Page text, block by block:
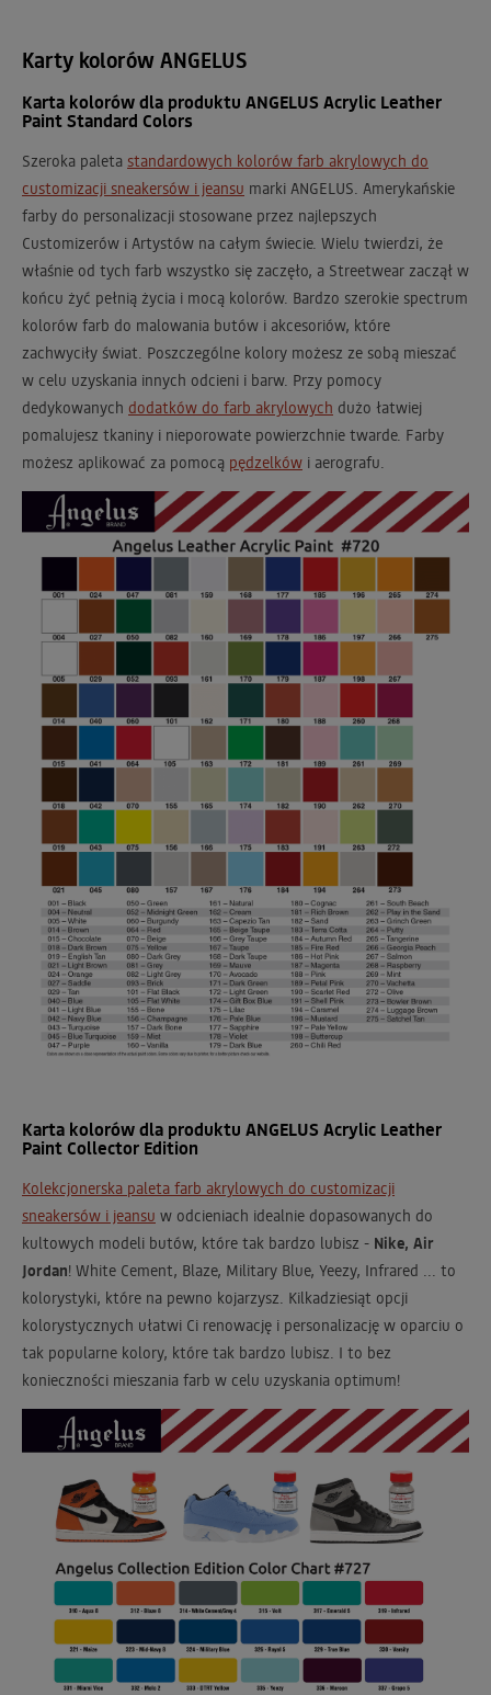
Karty kolorów ANGELUS
Karta kolorów dla produktu ANGELUS Acrylic Leather
Paint Standard Colors
Szeroka paleta standardowych kolorów farb akrylowych do
customizacji sneakersów i jeansu marki ANGELUS. Amerykańskie
farby do personalizacji stosowane przez najlepszych
Customizerów i Artystów na całym świecie. Wielu twierdzi, że
właśnie od tych farb wszystko się zaczęło, a Streetwear zaczął w
końcu żyć pełnią życia i mocą kolorów. Bardzo szerokie spectrum
kolorów farb do malowania butów i akcesoriów, które
zachwyciły świat. Poszczególne kolory możesz ze sobą mieszać
w celu uzyskania innych odcieni i barw. Przy pomocy
dedykowanych dodatków do farb akrylowych dużo łatwiej
pomalujesz tkaniny i nieporowate powierzchnie twarde. Farby
możesz aplikować za pomocą pędzelków i aerografu.
Karta kolorów dla produktu ANGELUS Acrylic Leather
Paint Collector Edition
Kolekcjonerska paleta farb akrylowych do customizacji
sneakersów i jeansu w odcieniach idealnie dopasowanych do
kultowych modeli butów, które tak bardzo lubisz - Nike, Air
Jordan! White Cement, Blaze, Military Blue, Yeezy, Infrared ... to
kolorystyki, które na pewno kojarzysz. Kilkadziesiąt opcji
kolorystycznych ułatwi Ci renowację i personalizację w oparciu o
tak popularne kolory, które tak bardzo lubisz. I to bez
konieczności mieszania farb w celu uzyskania optimum!